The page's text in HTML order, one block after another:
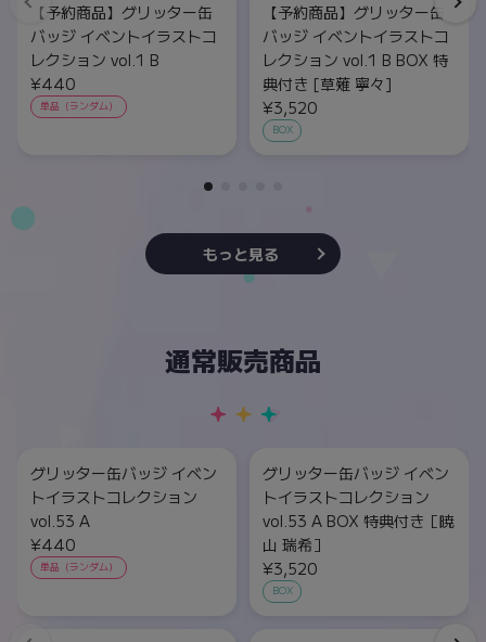
【予約商品】グリッター缶
バッジ イベントイラストコ
レクション vol.1 B
¥440
単品（ランダム）
【予約商品】グリッター缶
バッジ イベントイラストコ
レクション vol.1 B BOX 特
典付き [草薙 寧々]
¥3,520
BOX
もっと見る
通常販売商品
グリッター缶バッジ イベン
トイラストコレクション
vol.53 A
¥440
単品（ランダム）
グリッター缶バッジ イベン
トイラストコレクション
vol.53 A BOX 特典付き［暁
山 瑞希］
¥3,520
BOX